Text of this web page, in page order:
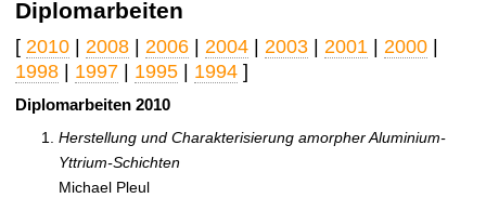
Diplomarbeiten
[ 2010 2008 2006 2004 2003 2001 2000
1998
1997 1995 1994 ]
Diplomarbeiten 2010
Herstellung und Charakterisierung amorpher Aluminium-
Yttrium-Schichten
Michael Pleul